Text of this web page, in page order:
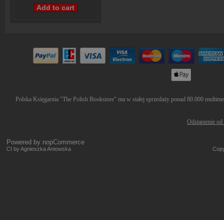
Polska Księgarnia "The Polish Bookstore" ma w stałej sprzedaży ponad 80.000
Odstąpienie
Powered by nopCommerce
CI by Agnieszka Antowska